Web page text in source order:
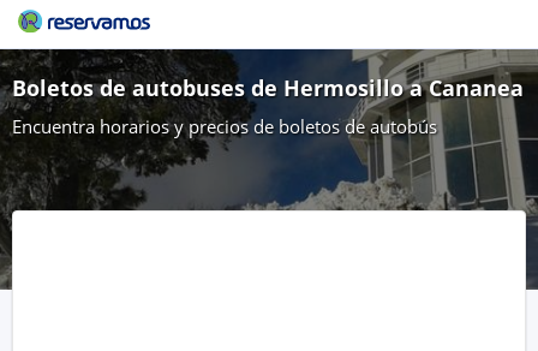
Boletos de autobuses de Hermosillo a Cananea
Encuentra horarios y precios de boletos de autobús